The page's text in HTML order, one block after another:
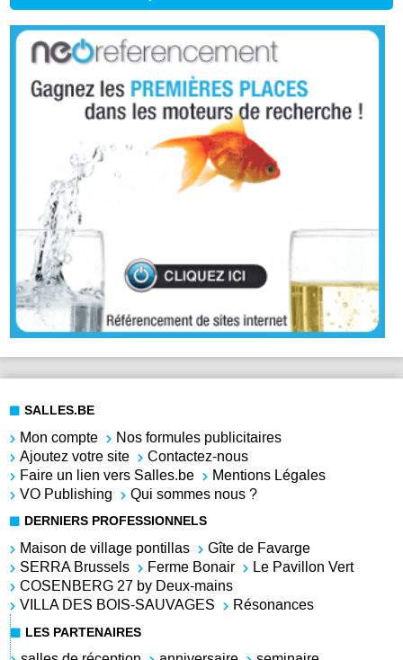
SALLES.BE
Mon compte
Nos formules publicitaires
Ajoutez votre site
Contactez-nous
Faire un lien vers Salles.be
Mentions Légales
VO Publishing
Qui sommes nous ?
DERNIERS PROFESSIONNELS
Maison de village pontillas
Gîte de Favarge
SERRA Brussels
Ferme Bonair
Le Pavillon Vert
COSENBERG 27 by Deux-mains
VILLA DES BOIS-SAUVAGES
Résonances
LES PARTENAIRES